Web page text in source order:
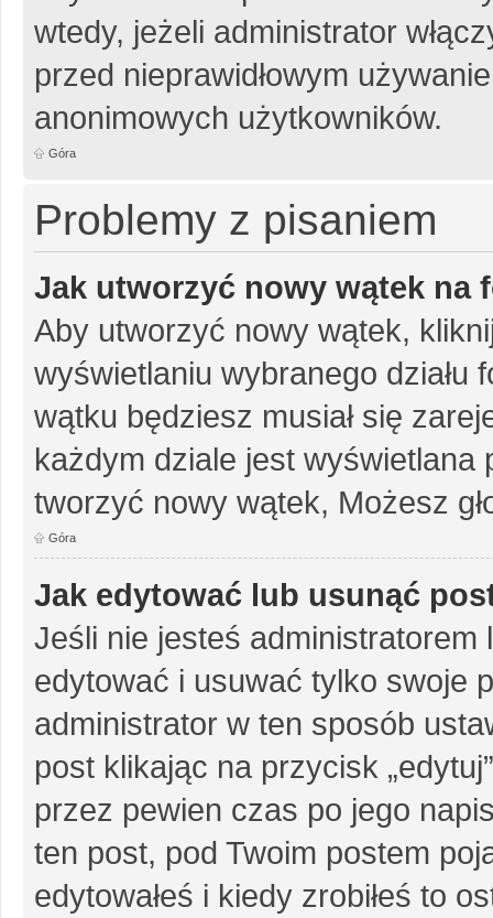
wtedy, jeżeli administrator
przed nieprawidłowym
anonimowych użytkowników.
Góra
Problemy z pisaniem
Jak utworzyć nowy wątek na
Aby utworzyć nowy wątek,
wyświetlaniu wybranego działu
wątku będziesz musiał się
każdym dziale jest wyświetlana
tworzyć nowy wątek, Możesz
Góra
Jak edytować lub usunąć
Jeśli nie jesteś
edytować i usuwać tylko swoje
administrator w ten sposób
post klikając na przycisk
przez pewien czas po jego
ten post, pod Twoim postem
edytowałeś i kiedy zrobiłeś to